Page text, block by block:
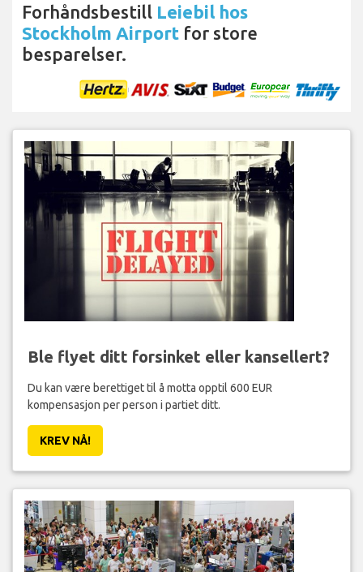
Forhåndsbestill Leiebil hos
Stockholm Airport for store
besparelser.
Ble flyet ditt forsinket eller kansellert?
Du kan være berettiget til å motta opptil 600 EUR
kompensasjon per person i partiet ditt.
KREV NÅ!